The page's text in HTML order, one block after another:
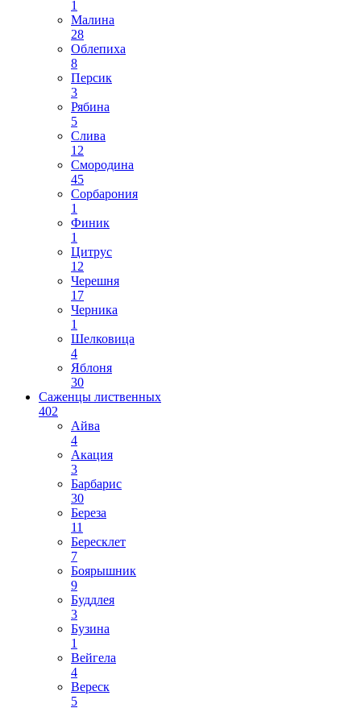
1
Малина
28
Облепиха
8
Персик
3
Рябина
5
Слива
12
Смородина
45
Сорбарония
1
Финик
1
Цитрус
12
Черешня
17
Черника
1
Шелковица
4
Яблоня
30
Саженцы лиственных
402
Айва
4
Акация
3
Барбарис
30
Береза
11
Бересклет
7
Боярышник
9
Буддлея
3
Бузина
1
Вейгела
4
Вереск
5